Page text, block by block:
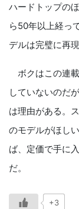
ハードトップの
ら50年以上経っ
デルは完璧に再
ボクはこの連
していないのだ
は理由がある。
のモデルがほし
ば、定価で手に
だ。
+3